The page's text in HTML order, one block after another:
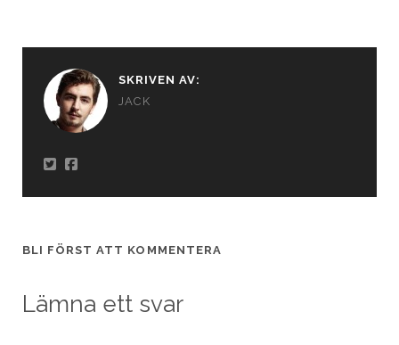
SKRIVEN AV:
JACK
BLI FÖRST ATT KOMMENTERA
Lämna ett svar